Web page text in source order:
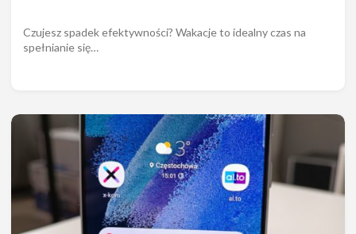
Czujesz spadek efektywności? Wakacje to idealny czas na
spełnianie się…